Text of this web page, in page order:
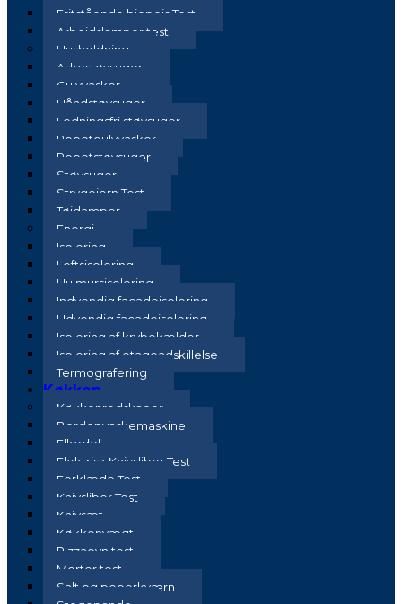
Fritstående biopejs Test
Arbejdslamper test
Husholdning
Askestøvsuger
Gulvvasker
Håndstøvsuger
Ledningsfri støvsuger
Robotgulvvasker
Robotstøvsuger
Støvsuger
Strygejern Test
Tøjdamper
Energi
Isolering
Loftsisolering
Hulmursisolering
Indvendig facadeisolering
Udvendig facadeisolering
Isolering af krybekælder
Isolering af etageadskillelse
Termografering
Køkken
Køkkenredskaber
Bordopvaskemaskine
Elkedel
Elektrisk Knivsliber Test
Forklæde Test
Knivsliber Test
Knivsæt
Køkkenvægt
Pizzaovn test
Morter test
Salt og peberkværn